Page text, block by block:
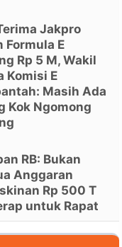
Jakpro
Formula E
Rp 5 M, Wakil
Komisi E
Masih Ada
Kok Ngomong
RB: Bukan
Anggaran
Rp 500 T
untuk Rapat